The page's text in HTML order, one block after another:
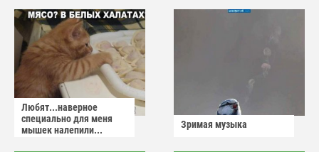
Любят...наверное
специально для меня
мышек налепили...
Зримая музыка